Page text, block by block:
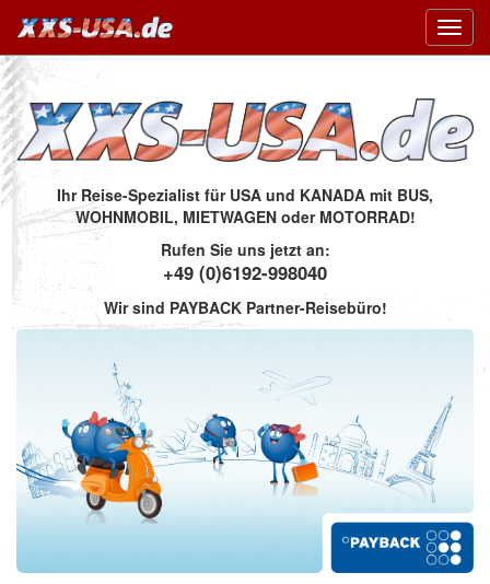
Ihr Reise-Spezialist für USA und KANADA mit BUS,
WOHNMOBIL, MIETWAGEN oder MOTORRAD!
Rufen Sie uns jetzt an:
+49 (0)6192-998040
Wir sind PAYBACK Partner-Reisebüro!